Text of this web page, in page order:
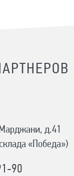
д.41
«Победа»)
90